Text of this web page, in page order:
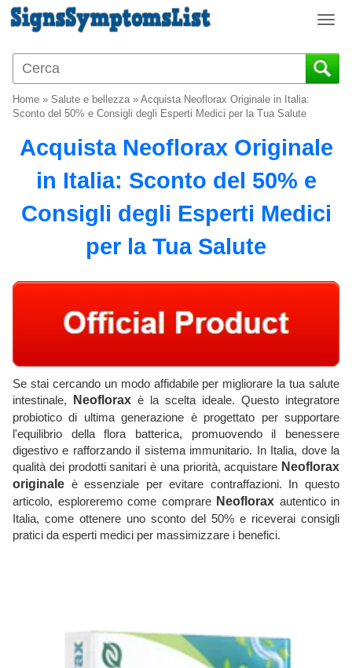
T
g
g
a
v
a
n
Home » Salute e bellezza» Acquista Neoflorax Originale in Italia:
Sconto del 50% e Consigli degli Esperti Medici per la Tua Salute
Acquista Neoflorax Originale
in Italia: Sconto del 50% e
Consigli degli Esperti Medici
per la Tua Salute
Se stai cercando un modo affidabile per migliorare la tua salute
intestinale,
Neoflorax è la scelta ideale. Questo integratore
probiotico di ultima generazione è progettato per supportare
l'equilibrio della flora batterica, promuovendo il benessere
digestivo e rafforzando il sistema immunitario. In Italia, dove la
qualità dei prodotti sanitari è una priorità, acquistare Neoflorax
originale è essenziale per evitare contraffazioni. In questo
articolo, esploreremo come comprare Neoflorax autentico in
Italia, come ottenere uno sconto del 50% e riceverai consigli
pratici da esperti medici per massimizzare i benefici.